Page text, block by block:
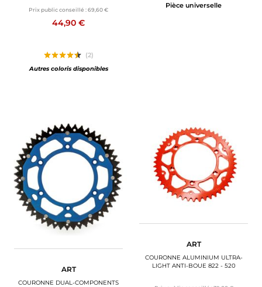
Prix public conseillé :69,60 €
44,90 €
(2)
Autres coloris disponibles
Pièce universelle
ART
COURONNE DUAL-COMPONENTS
ART
COURONNE ALUMINIUM ULTRA-
LIGHT ANTI-BOUE 822 - 520